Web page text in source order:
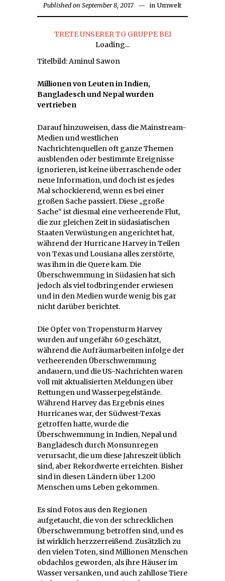
Published on September 8, 2017 September
8,
in Umwelt
TRETE UNSERER TG GRUPPE BEI
Loading...
Titelbild: Aminul Sawon
Millionen von Leuten in Indien,
Bangladesch und Nepal wurden
vertrieben
Darauf hinzuweisen, dass die Mainstream-
Medien und westlichen
Nachrichtenquellen oft ganze Themen
ausblenden oder bestimmte Ereignisse
ignorieren, ist keine überraschende oder
neue Information, und doch ist es jedes
Mal schockierend, wenn es bei einer
großen Sache passiert. Diese „große
Sache“ ist diesmal eine verheerende Flut,
die zur gleichen Zeit in südasiatischen
Staaten Verwüstungen angerichtet hat,
während der Hurricane Harvey in Teilen
von Texas und Lousiana alles zerstörte,
was ihm in die Quere kam. Die
Überschwemmung in Südasien hat sich
jedoch als viel todbringender erwiesen
und in den Medien wurde wenig bis gar
nicht darüber berichtet.
Die Opfer von Tropensturm Harvey
wurden auf ungefähr 60 geschätzt,
während die Aufräumarbeiten infolge der
verheerenden Überschwemmung
andauern, und die US-Nachrichten waren
voll mit aktualisierten Meldungen über
Rettungen und Wasserpegelstände.
Während Harvey das Ergebnis eines
Hurricanes war, der Südwest-Texas
getroffen hatte, wurde die
Überschwemmung in Indien, Nepal und
Bangladesch durch Monsunregen
verursacht, die um diese Jahreszeit üblich
sind, aber Rekordwerte erreichten. Bisher
sind in diesen Ländern über 1.200
Menschen ums Leben gekommen.
Es sind Fotos aus den Regionen
aufgetaucht, die von der schrecklichen
Überschwemmung betroffen sind, und es
ist wirklich herzzerreißend. Zusätzlich zu
den vielen Toten, sind Millionen Menschen
obdachlos geworden, als ihre Häuser im
Wasser versanken, und auch zahllose Tiere